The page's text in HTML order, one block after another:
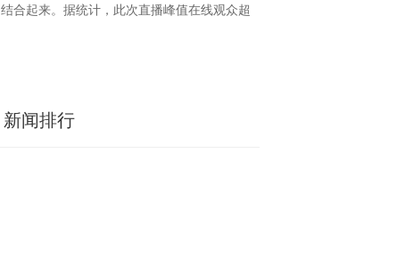
结合起来。据统计，此次直播峰值在线观众超
新闻排行